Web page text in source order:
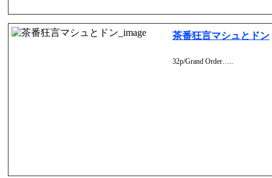
茶番狂言マシュとドン
32p/Grand Order…..